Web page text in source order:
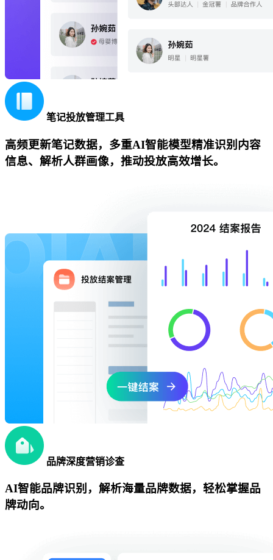
笔记投放管理工具
高频更新笔记数据，多重AI智能模型精准识别内容
信息、解析人群画像，推动投放高效增长。
品牌深度营销诊查
AI智能品牌识别，解析海量品牌数据，轻松掌握品
牌动向。